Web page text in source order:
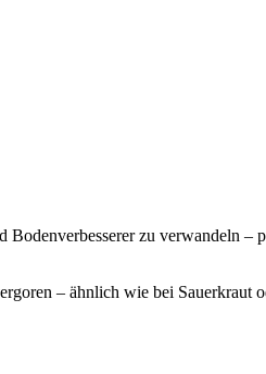
zu verwandeln –
– ähnlich wie bei Sauerkraut